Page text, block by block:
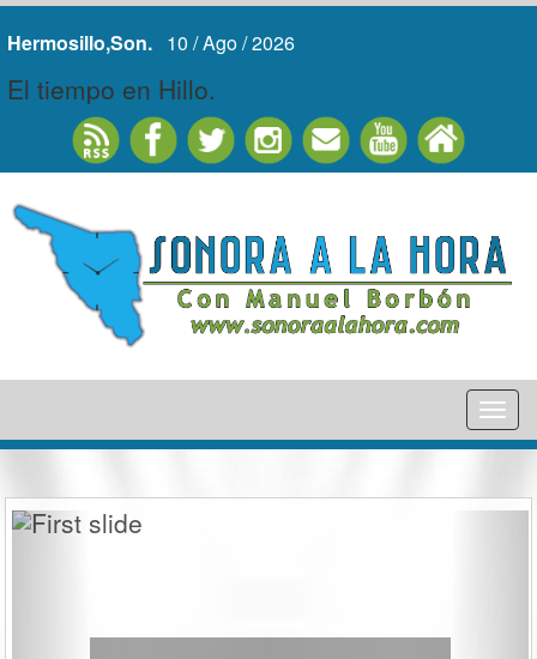
Hermosillo,Son. 10 / Ago / 2026
El tiempo en Hillo.